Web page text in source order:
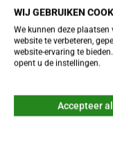
WIJ GEBRUIKEN
We kunnen deze plaatsen
website te verbeteren,
website-ervaring te
opent u de instellingen.
Accepteer